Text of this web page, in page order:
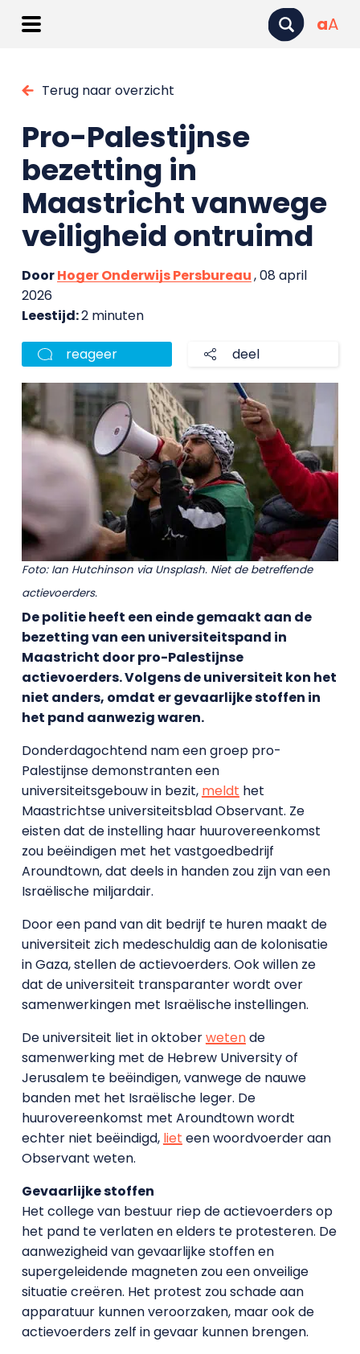
aA
Terug naar overzicht
Pro-Palestijnse
bezetting in
Maastricht vanwege
veiligheid ontruimd
DoorHoger Onderwijs Persbureau, 08 april
2026
Leestijd:2 minuten
reageer deel
Foto: Ian Hutchinson via Unsplash. Niet de betreffende
actievoerders.
De politie heeft een einde gemaakt aan de
bezetting van een universiteitspand in
Maastricht door pro-Palestijnse
actievoerders. Volgens de universiteit kon het
niet anders, omdat er gevaarlijke stoffen in
het pand aanwezig waren.
Donderdagochtend nam een groep pro-
Palestijnse demonstranten een
universiteitsgebouw in bezit, meldt het
Maastrichtse universiteitsblad Observant. Ze
eisten dat de instelling haar huurovereenkomst
zou beëindigen met het vastgoedbedrijf
Aroundtown, dat deels in handen zou zijn van een
Israëlische miljardair.
Door een pand van dit bedrijf te huren maakt de
universiteit zich medeschuldig aan de kolonisatie
in Gaza, stellen de actievoerders. Ook willen ze
dat de universiteit transparanter wordt over
samenwerkingen met Israëlische instellingen.
De universiteit liet in oktoberwetende
samenwerking met de Hebrew University of
Jerusalem te beëindigen, vanwege de nauwe
banden met het Israëlische leger. De
huurovereenkomst met Aroundtown wordt
echter niet beëindigd, liet een woordvoerder aan
Observant weten.
Gevaarlijke stoffen
Het college van bestuur riep de actievoerders op
het pand te verlaten en elders te protesteren. De
aanwezigheid van gevaarlijke stoffen en
supergeleidende magneten zou een onveilige
situatie creëren. Het protest zou schade aan
apparatuur kunnen veroorzaken, maar ook de
actievoerders zelf in gevaar kunnen brengen.